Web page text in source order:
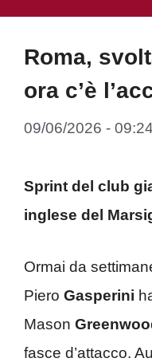
Roma,
ora c’è
09/06/2026 - 09:24
Sprint del club
inglese del
Ormai da
Piero Gasperini
Mason
fasce d’attacco.